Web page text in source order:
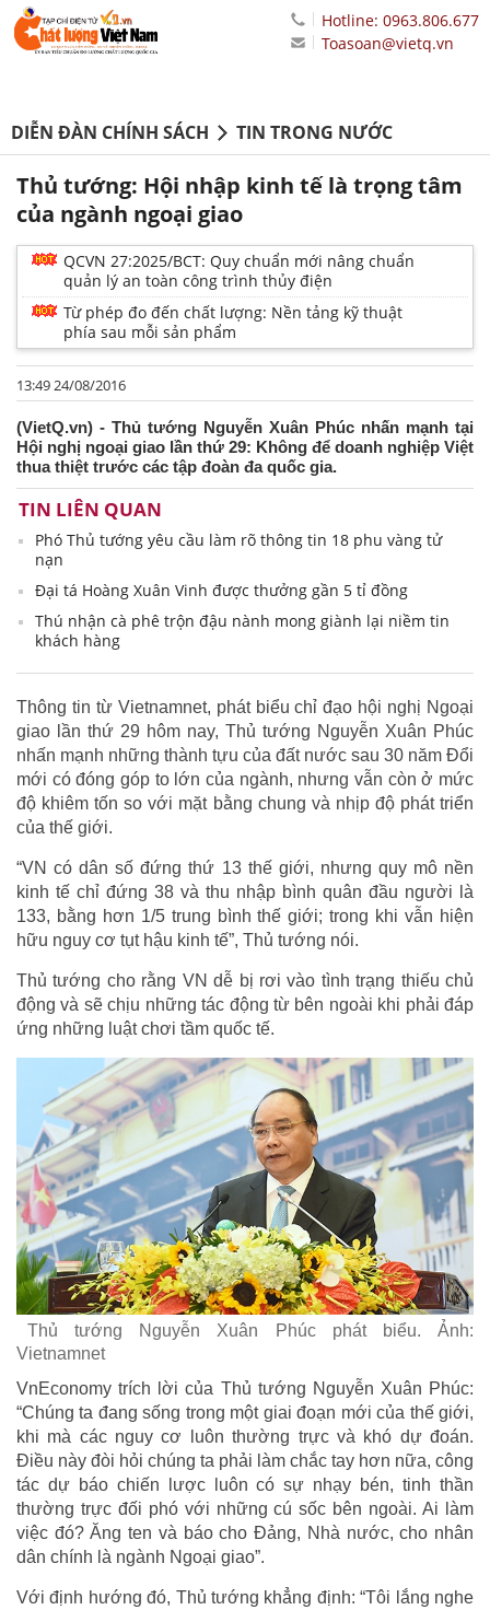
Hotline: 0963.806.677
Toasoan@vietq.vn
DIỄN ĐÀN CHÍNH SÁCH TIN TRONG NƯỚC
Thủ tướng: Hội nhập kinh tế là trọng tâm
của ngành ngoại giao
QCVN 27:2025/BCT: Quy chuẩn mới nâng chuẩn
quản lý an toàn công trình thủy điện
Từ phép đo đến chất lượng: Nền tảng kỹ thuật
phía sau mỗi sản phẩm
13:49 24/08/2016
(VietQ.vn) - Thủ tướng Nguyễn Xuân Phúc nhấn mạnh tại
Hội nghị ngoại giao lần thứ 29: Không để doanh nghiệp Việt
thua thiệt trước các tập đoàn đa quốc gia.
TIN LIÊN QUAN
Phó Thủ tướng yêu cầu làm rõ thông tin 18 phu vàng tử
nạn
Đại tá Hoàng Xuân Vinh được thưởng gần 5 tỉ đồng
Thú nhận cà phê trộn đậu nành mong giành lại niềm tin
khách hàng
Thông tin từ Vietnamnet, phát biểu chỉ đạo hội nghị Ngoại
giao lần thứ 29 hôm nay, Thủ tướng Nguyễn Xuân Phúc
nhấn mạnh những thành tựu của đất nước sau 30 năm Đổi
mới có đóng góp to lớn của ngành, nhưng vẫn còn ở mức
độ khiêm tốn so với mặt bằng chung và nhịp độ phát triển
của thế giới.
“VN có dân số đứng thứ 13 thế giới, nhưng quy mô nền
kinh tế chỉ đứng 38 và thu nhập bình quân đầu người là
133, bằng hơn 1/5 trung bình thế giới; trong khi vẫn hiện
hữu nguy cơ tụt hậu kinh tế”, Thủ tướng nói.
Thủ tướng cho rằng VN dễ bị rơi vào tình trạng thiếu chủ
động và sẽ chịu những tác động từ bên ngoài khi phải đáp
ứng những luật chơi tầm quốc tế.
Thủ tướng Nguyễn Xuân Phúc phát biểu. Ảnh:
Vietnamnet
VnEconomy trích lời của Thủ tướng Nguyễn Xuân Phúc:
“Chúng ta đang sống trong một giai đoạn mới của thế giới,
khi mà các nguy cơ luôn thường trực và khó dự đoán.
Điều này đòi hỏi chúng ta phải làm chắc tay hơn nữa, công
tác dự báo chiến lược luôn có sự nhạy bén, tinh thần
thường trực đối phó với những cú sốc bên ngoài. Ai làm
việc đó? Ăng ten và báo cho Đảng, Nhà nước, cho nhân
dân chính là ngành Ngoại giao”.
Với định hướng đó, Thủ tướng khẳng định: “Tôi lắng nghe